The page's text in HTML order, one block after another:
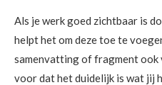
Als je werk goed zichtbaar is
helpt het om deze toe te
samenvatting of fragment
voor dat het duidelijk is wat jij